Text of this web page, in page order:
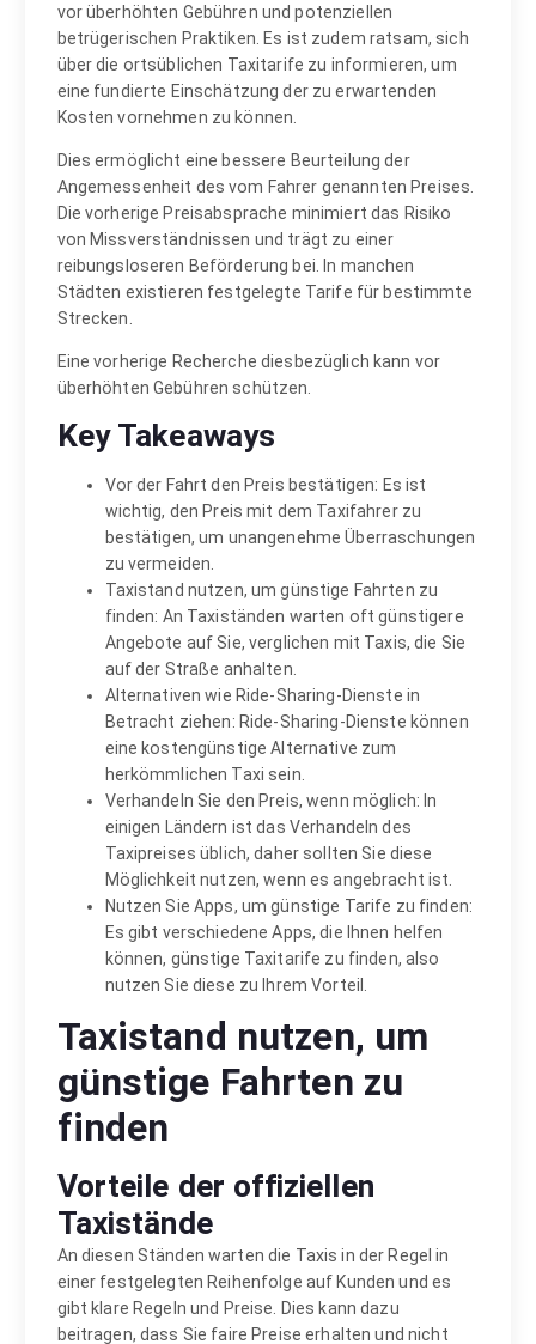
vor überhöhten Gebühren und potenziellen
betrügerischen Praktiken. Es ist zudem ratsam, sich
über die ortsüblichen Taxitarife zu informieren, um
eine fundierte Einschätzung der zu erwartenden
Kosten vornehmen zu können.
Dies ermöglicht eine bessere Beurteilung der
Angemessenheit des vom Fahrer genannten Preises.
Die vorherige Preisabsprache minimiert das Risiko
von Missverständnissen und trägt zu einer
reibungsloseren Beförderung bei. In manchen
Städten existieren festgelegte Tarife für bestimmte
Strecken.
Eine vorherige Recherche diesbezüglich kann vor
überhöhten Gebühren schützen.
Key Takeaways
Vor der Fahrt den Preis bestätigen: Es ist
wichtig, den Preis mit dem Taxifahrer zu
bestätigen, um unangenehme Überraschungen
zu vermeiden.
Taxistand nutzen, um günstige Fahrten zu
finden: An Taxiständen warten oft günstigere
Angebote auf Sie, verglichen mit Taxis, die Sie
auf der Straße anhalten.
Alternativen wie Ride-Sharing-Dienste in
Betracht ziehen: Ride-Sharing-Dienste können
eine kostengünstige Alternative zum
herkömmlichen Taxi sein.
Verhandeln Sie den Preis, wenn möglich: In
einigen Ländern ist das Verhandeln des
Taxipreises üblich, daher sollten Sie diese
Möglichkeit nutzen, wenn es angebracht ist.
Nutzen Sie Apps, um günstige Tarife zu finden:
Es gibt verschiedene Apps, die Ihnen helfen
können, günstige Taxitarife zu finden, also
nutzen Sie diese zu Ihrem Vorteil.
Taxistand nutzen, um
günstige Fahrten zu
finden
Vorteile der offiziellen
Taxistände
An diesen Ständen warten die Taxis in der Regel in
einer festgelegten Reihenfolge auf Kunden und es
gibt klare Regeln und Preise. Dies kann dazu
beitragen, dass Sie faire Preise erhalten und nicht